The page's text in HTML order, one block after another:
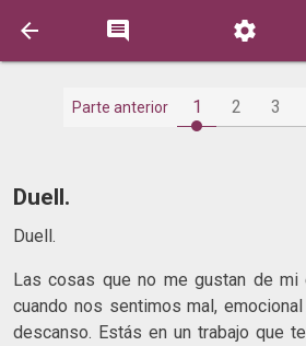
  
Parte anterior 1 2 3
Duell.
Duell.
Las cosas que no me gustan de
cuando nos sentimos mal,
descanso. Estás en un trabajo que